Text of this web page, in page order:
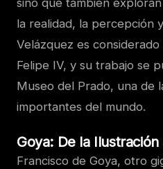
sino que también
la realidad, la percepción
Velázquez es
Felipe IV, y su trabajo se
Museo del Prado, una de
importantes del mundo.
Goya: De la
Francisco de Goya, otro